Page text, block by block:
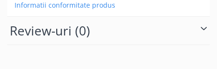
Informatii conformitate produs
Review-uri (0)